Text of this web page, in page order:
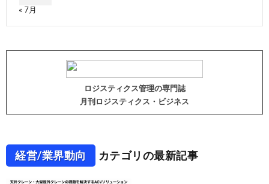
« 7月
ロジスティクス管理の専門誌
月刊ロジスティクス・ビジネス
経営/業界動向 カテゴリの最新記事